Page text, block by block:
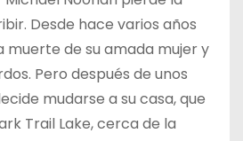
Desde hace varios años
de su amada mujer y
Pero después de unos
mudarse a su casa, que
Trail Lake, cerca de la